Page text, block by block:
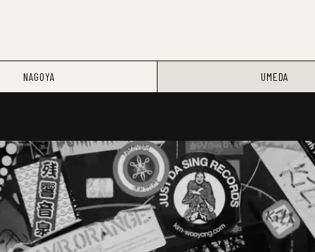
NAGOYA UMEDA